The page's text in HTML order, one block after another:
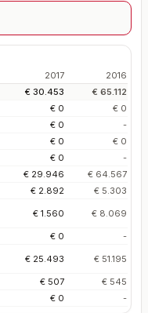
2017
2016
€ 30.453
€ 65.112
€ 0
€ 0
€ 0
-
€ 0
€ 0
€ 0
-
€ 29.946
€ 64.567
€ 2.892
€ 5.303
€ 1.560 € 8.069
€ 0
-
€ 25.493 € 51.195
€ 507
€ 545
€ 0 -